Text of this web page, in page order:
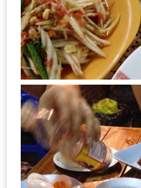
จาก
ANNA
FARM
ที่
เอาชนะ
ใจ
กรรมการ
จาก
THE
DISH